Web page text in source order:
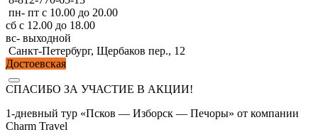
пн- пт с 10.00 до 20.00
сб с 12.00 до 18.00
вс- выходной
Санкт-Петербург, Щербаков пер., 12
Достоевская
СПАСИБО ЗА УЧАСТИЕ В АКЦИИ!
1-дневный тур «Псков — Изборск — Печоры» от компании
Charm Travel